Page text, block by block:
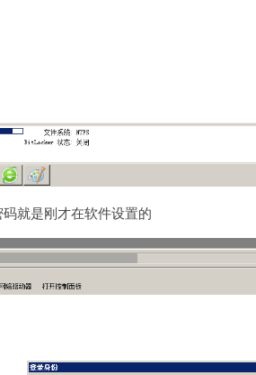
就是刚才在软件设置的